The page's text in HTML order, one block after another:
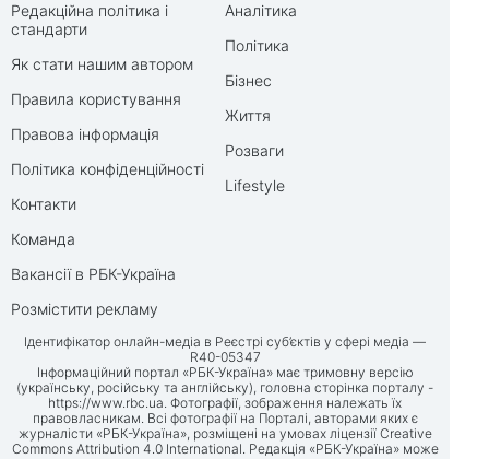
Редакційна політика і
стандарти
Як стати нашим автором
Правила користування
Правова інформація
Політика конфіденційності
Контакти
Команда
Вакансії в РБК-Україна
Розмістити рекламу
Аналітика
Політика
Бізнес
Життя
Розваги
Lifestyle
Ідентифікатор онлайн-медіа в Реєстрі суб’єктів у сфері медіа —
R40-05347
Інформаційний портал «РБК-Україна» має тримовну версію
(українську, російську та англійську), головна сторінка порталу -
https://www.rbc.ua. Фотографії, зображення належать їх
правовласникам. Всі фотографії на Порталі, авторами яких є
журналісти «РБК-Україна», розміщені на умовах ліцензії Creative
Commons Attribution 4.0 International. Редакція «РБК-Україна» може